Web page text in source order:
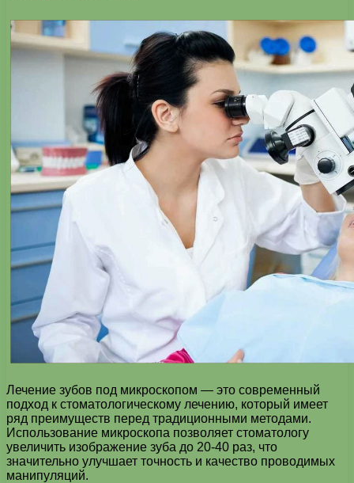
Лечение зубов под микроскопом — это современный
подход к стоматологическому лечению, который имеет
ряд преимуществ перед традиционными методами.
Использование микроскопа позволяет стоматологу
увеличить изображение зуба до 20-40 раз, что
значительно улучшает точность и качество проводимых
манипуляций.